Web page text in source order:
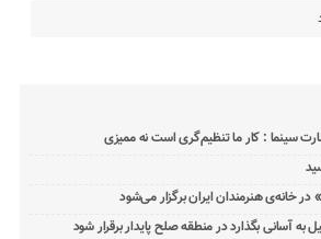
سینما : کار ما تنظیم‌گری است نه ممیزی
خانه‌ی هنرمندان ایران برگزار می‌شود
به آسانی بگذارد در منطقه صلح پایدار برقرار شود